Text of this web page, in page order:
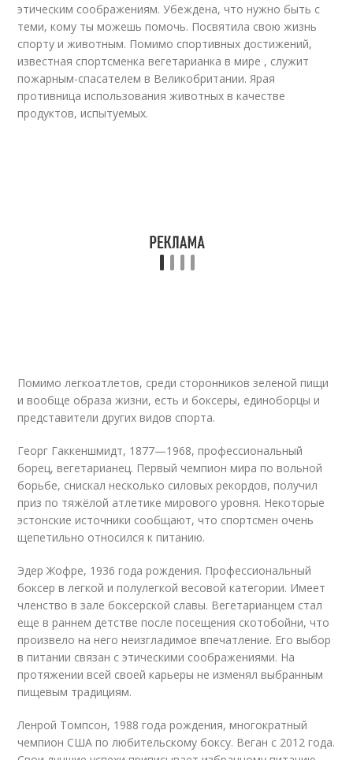
этическим соображениям. Убеждена, что нужно быть с
теми, кому ты можешь помочь. Посвятила свою жизнь
спорту и животным. Помимо спортивных достижений,
известная спортсменка вегетарианка в мире , служит
пожарным-спасателем в Великобритании. Ярая
противница использования животных в качестве
продуктов, испытуемых.
Помимо легкоатлетов, среди сторонников зеленой пищи
и вообще образа жизни, есть и боксеры, единоборцы и
представители других видов спорта.
Георг Гаккеншмидт, 1877—1968, профессиональный
борец, вегетарианец. Первый чемпион мира по вольной
борьбе, снискал несколько силовых рекордов, получил
приз по тяжёлой атлетике мирового уровня. Некоторые
эстонские источники сообщают, что спортсмен очень
щепетильно относился к питанию.
Эдер Жофре, 1936 года рождения. Профессиональный
боксер в легкой и полулегкой весовой категории. Имеет
членство в зале боксерской славы. Вегетарианцем стал
еще в раннем детстве после посещения скотобойни, что
произвело на него неизгладимое впечатление. Его выбор
в питании связан с этическими соображениями. На
протяжении всей своей карьеры не изменял выбранным
пищевым традициям.
Ленрой Томпсон, 1988 года рождения, многократный
чемпион США по любительскому боксу. Веган с 2012 года.